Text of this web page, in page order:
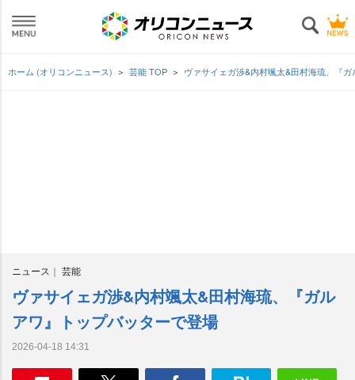
ホーム (オリコンニュース) 芸能 TOP ヴァサイェガ渉&内村颯太&田村海琉、『
ニュース 芸能
ヴァサイェガ渉&内村颯太&田村海琉、『ガル
アワ』トップバッターで登場
2026-04-18 14:31